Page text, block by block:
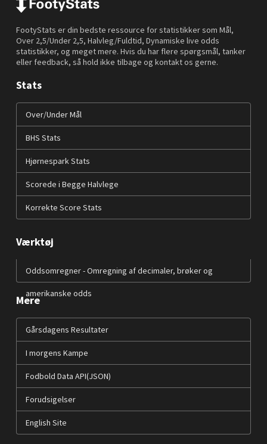
FootyStats er din bedste ressource for statistikker som Mål,
Over 2,5/Under 2,5, Halvleg/Fuldtid, Dynamiske live odds
statistikker, og meget mere. Hvis du har flere spørgsmål, tanker
eller feedback, så hold ikke tilbage og kontakt os gerne.
Stats
Over/Under Mål
BHS Stats
Hjørnespark Stats
Scorede i Begge Halvlege
Korrekte Score Stats
Værktøj
Oddsomregner - Omregning af decimaler, brøker og
amerikanske odds
Mere
Gårsdagens Resultater
I morgens Kampe
Fodbold Data API(JSON)
Forudsigelser
English Site